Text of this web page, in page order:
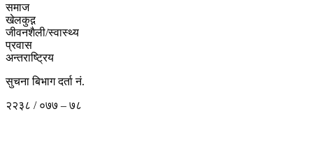
समाज
खेलकुद़़
जीवनशैली/स्वास्थ्य
प्रवास
अन्तराष्ट्रिय
सुचना बिभाग दर्ता नं.
२२३८ / ०७७ – ७८